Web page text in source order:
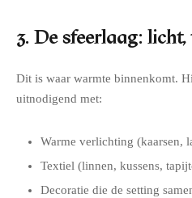
3. De sfeerlaag:
Dit is waar warmte binnenkomt.
uitnodigend met:
Warme verlichting (kaarsen,
Textiel (linnen, kussens,
Decoratie die de setting